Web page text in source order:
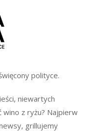
polityce.
niewartych
wino z ryżu? Najpierw
grillujemy